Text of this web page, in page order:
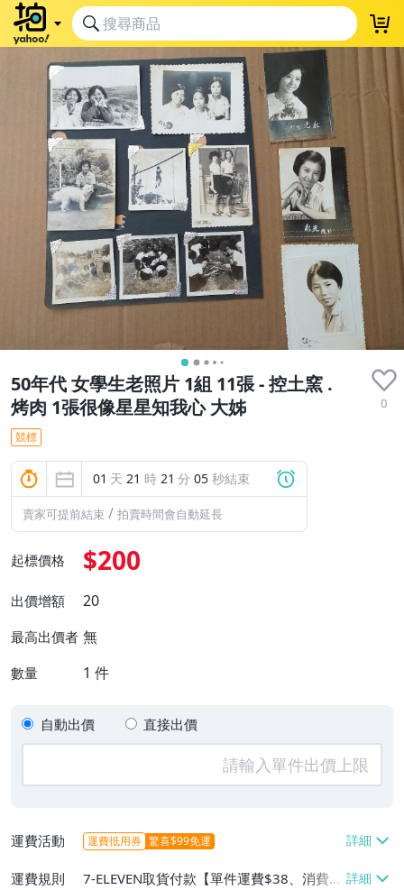
50年代 女學生老照片 1組 11張 - 控土窯 .
烤肉 1張很像星星知我心 大姊
0
競標
01 天 21 時 21 分 03 秒結束
賣家可提前結束 / 拍賣時間會自動延長
起標價格 $200
出價增額 20
最高出價者 無
數量 1 件
自動出價 直接出價
運費活動 運費抵用券 驚喜$99免運
運費規則
7-ELEVEN取貨付款【單件運費$38、消費滿